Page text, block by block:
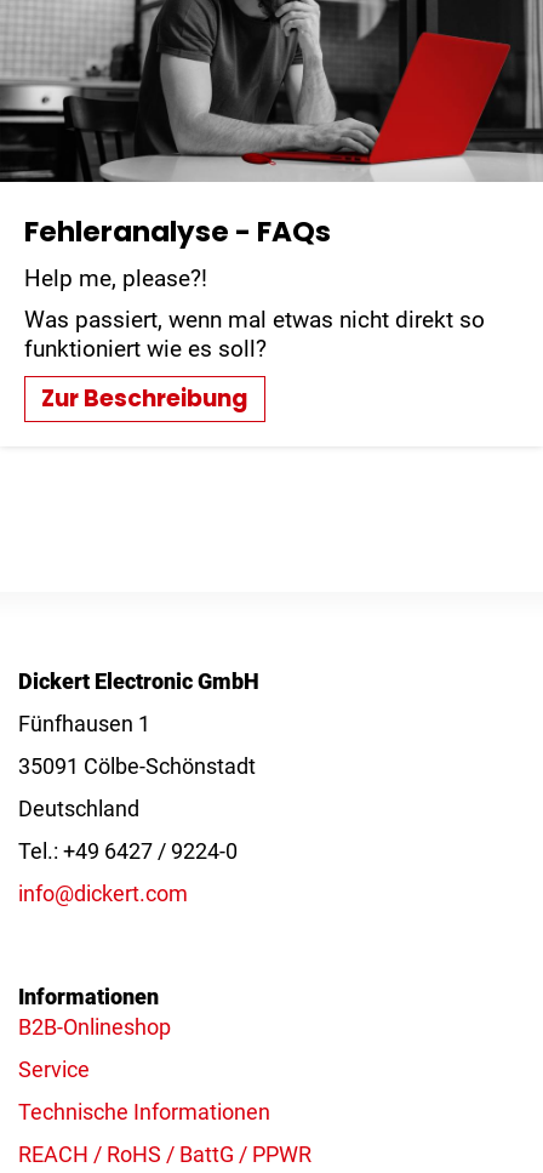
Fehleranalyse - FAQs
Help me, please?!
Was passiert, wenn mal etwas nicht direkt so
funktioniert wie es soll?
Zur Beschreibung
Dickert Electronic GmbH
Fünfhausen 1
35091 Cölbe-Schönstadt
Deutschland
Tel.: +49 6427 / 9224-0
info@dickert.com
Informationen
B2B-Onlineshop
Service
Technische Informationen
REACH / RoHS / BattG / PPWR